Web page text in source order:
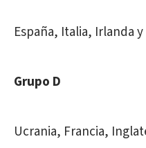
España, Italia, Irlanda y
Grupo D
Ucrania, Francia,